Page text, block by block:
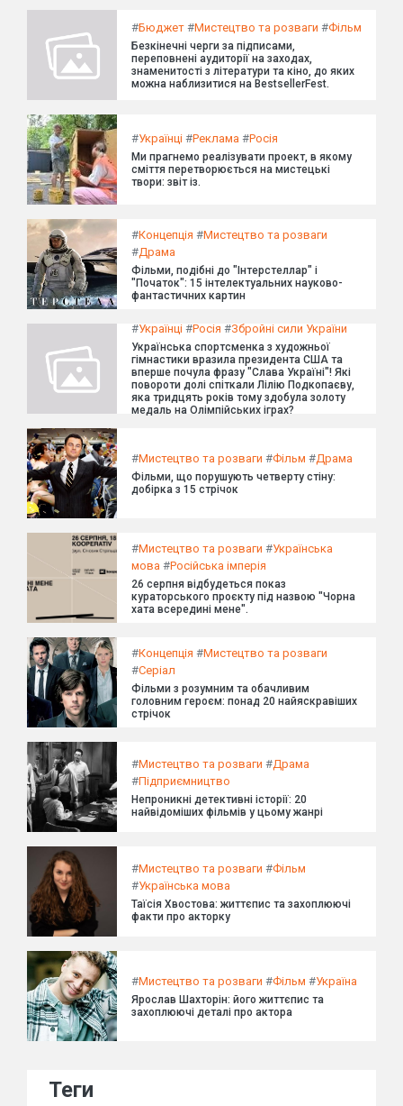
#Бюджет #Мистецтво та розваги #Фільм
Безкінечні черги за підписами,
переповнені аудиторії на заходах,
знаменитості з літератури та кіно, до яких
можна наблизитися на BestsellerFest.
#Українці #Реклама #Росія
Ми прагнемо реалізувати проект, в якому
сміття перетворюється на мистецькі
твори: звіт із.
#Концепція #Мистецтво та розваги
#Драма
Фільми, подібні до "Інтерстеллар" і
"Початок": 15 інтелектуальних науково-
фантастичних картин
#Українці #Росія #Збройні сили України
Українська спортсменка з художньої
гімнастики вразила президента США та
вперше почула фразу "Слава Україні"! Які
повороти долі спіткали Лілію Подкопаєву,
яка тридцять років тому здобула золоту
медаль на Олімпійських іграх?
#Мистецтво та розваги #Фільм #Драма
Фільми, що порушують четверту стіну:
добірка з 15 стрічок
#Мистецтво та розваги #Українська
мова #Російська імперія
26 серпня відбудеться показ
кураторського проєкту під назвою "Чорна
хата всередині мене".
#Концепція #Мистецтво та розваги
#Серіал
Фільми з розумним та обачливим
головним героєм: понад 20 найяскравіших
стрічок
#Мистецтво та розваги #Драма
#Підприємництво
Непроникні детективні історії: 20
найвідоміших фільмів у цьому жанрі
#Мистецтво та розваги #Фільм
#Українська мова
Таїсія Хвостова: життєпис та захоплюючі
факти про акторку
#Мистецтво та розваги #Фільм #Україна
Ярослав Шахторін: його життєпис та
захоплюючі деталі про актора
Теги